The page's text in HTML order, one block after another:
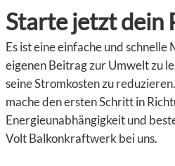
Starte jetzt dein
Es ist eine einfache und schnelle
eigenen Beitrag zur Umwelt zu
seine Stromkosten zu
mache den ersten Schritt in
Energieunabhängigkeit und
Volt Balkonkraftwerk bei uns.